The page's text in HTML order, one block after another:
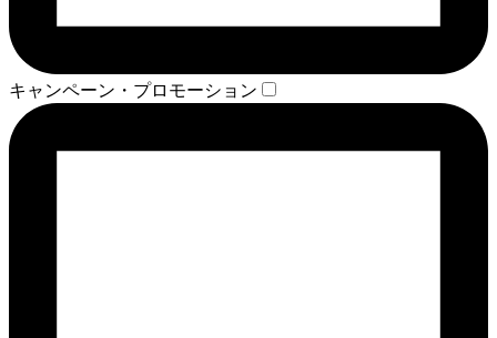
キャンペーン・プロモーション